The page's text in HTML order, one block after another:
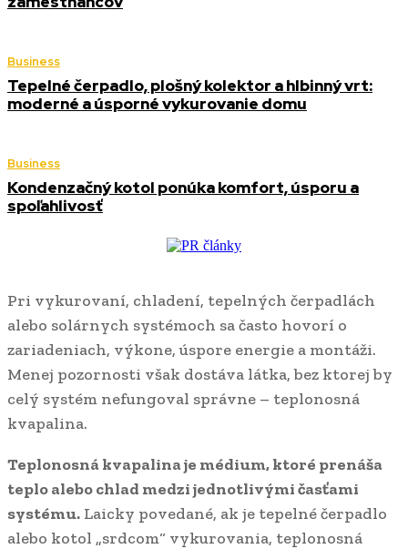
Business
Tepelné čerpadlo, plošný kolektor a hlbinný vrt:
moderné a úsporné vykurovanie domu
Business
Kondenzačný kotol ponúka komfort, úsporu a
spoľahlivosť
Pri vykurovaní, chladení, tepelných čerpadlách
alebo solárnych systémoch sa často hovorí o
zariadeniach, výkone, úspore energie a montáži.
Menej pozornosti však dostáva látka, bez ktorej by
celý systém nefungoval správne – teplonosná
kvapalina.
Teplonosná kvapalina je médium, ktoré prenáša
teplo alebo chlad medzi jednotlivými časťami
systému. Laicky povedané, ak je tepelné čerpadlo
alebo kotol „srdcom“ vykurovania, teplonosná